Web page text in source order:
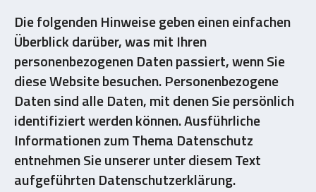
Die folgenden Hinweise geben einen einfachen
Überblick darüber, was mit Ihren
personenbezogenen Daten passiert, wenn Sie
diese Website besuchen. Personenbezogene
Daten sind alle Daten, mit denen Sie persönlich
identifiziert werden können. Ausführliche
Informationen zum Thema Datenschutz
entnehmen Sie unserer unter diesem Text
aufgeführten Datenschutzerklärung.